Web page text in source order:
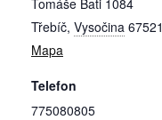
Tomáše Bati 1084
Třebíč, Vysočina 67521
Mapa
Telefon
775080805